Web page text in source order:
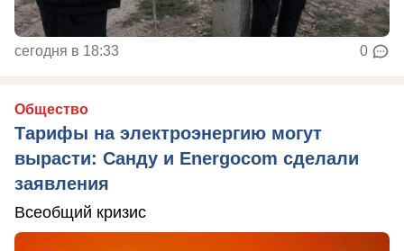
сегодня в 18:33 0
Общество
Тарифы на электроэнергию могут
вырасти: Санду и Energocom сделали
заявления
Всеобщий кризис